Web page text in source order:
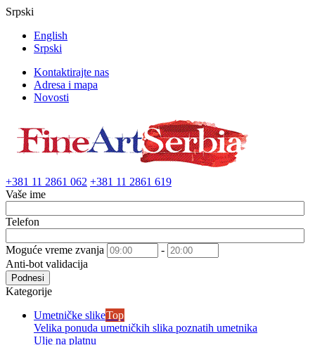
Srpski
English
Srpski
Kontaktirajte nas
Adresa i mapa
Novosti
+381 11 2861 062 +381 11 2861 619
Vaše ime
Telefon
Moguće vreme zvanja
-
Anti-bot validacija
Podnesi
Kategorije
Umetničke slikeTop
Velika ponuda umetničkih slika poznatih umetnika
Ulje na platnu